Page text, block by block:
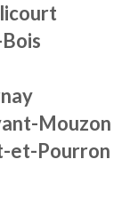
Mouzon
et-Pourron